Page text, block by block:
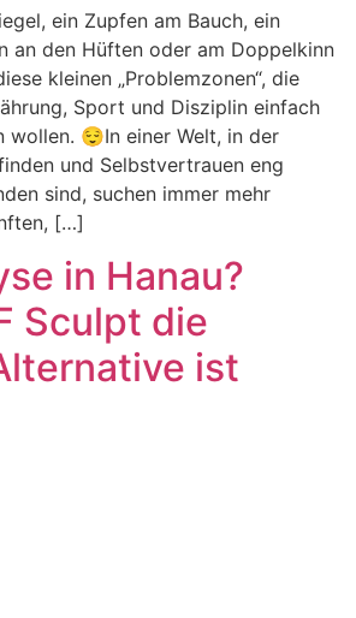
ein Zupfen am Bauch, ein
an den Hüften oder am Doppelkinn
kleinen „Problemzonen“, die
Sport und Disziplin einfach
wollen. 😌In einer Welt, in der
und Selbstvertrauen eng
sind, suchen immer mehr
[…]
in Hanau?
Sculpt die
ist